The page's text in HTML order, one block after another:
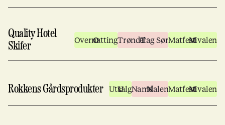
Quality Hotel
Skifer
OvernattingTrøndelag SørMatfestivalen
Rokkens Gårdsprodukter UtsalgNamdalenMatfestivalen